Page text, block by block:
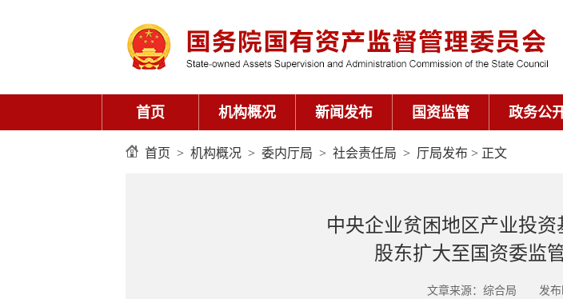
首页 机构概况 新闻发布 国资监管 政务公
首页 > 机构概况 > 委内厅局 > 社会责任局 > 厅局发布 > 正文
中央企业贫困地区产业投
股东扩大至国资委监
文章来源：综合局 发布